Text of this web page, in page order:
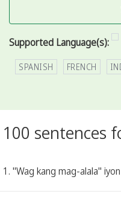
Supported Language(s):
SPANISH FRENCH
100 sentences
1. "Wag kang mag-alala"